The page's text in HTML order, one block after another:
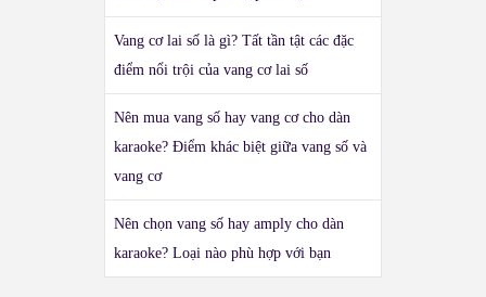
Vang cơ lai số là gì? Tất tần tật các đặc
điểm nổi trội của vang cơ lai số
Nên mua vang số hay vang cơ cho dàn
karaoke? Điểm khác biệt giữa vang số và
vang cơ
Nên chọn vang số hay amply cho dàn
karaoke? Loại nào phù hợp với bạn